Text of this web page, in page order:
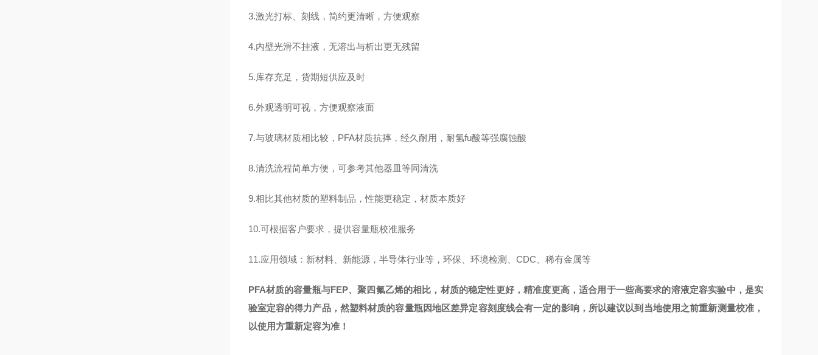
3.激光打标、 刻线， 简约更清晰， 方便观察
4.内壁光滑不挂液， 无溶出与析出更无残留
5.库存充足，货期短供应及时
6.外观透明可视， 方便观察液面
7.与玻璃材质相比较，PFA材质抗摔，经久耐用，耐氢fu酸等强腐蚀酸
8.清洗流程简单方便， 可参考其他器皿等同清洗
9.相比其他材质的塑料制品 ，性能更稳定 ， 材质本质好
10.可根据客户要求， 提供容量瓶校准服务
11.应用领域：新材料、 新能源，半导体行业等， 环保、环境检测 、CDC、稀有金属等
PFA材质的容量瓶与FEP、聚四氟乙烯的相比，材质的稳定性更好，精准度更高，适合用于一些高要求的溶液定容实验中，是实
验室定容的得力产品，然塑料材质的容量瓶因地区差异定容刻度线会有一定的影响，所以建议以到当地使用之前重新测量校准，
以使用方重新定容为准！